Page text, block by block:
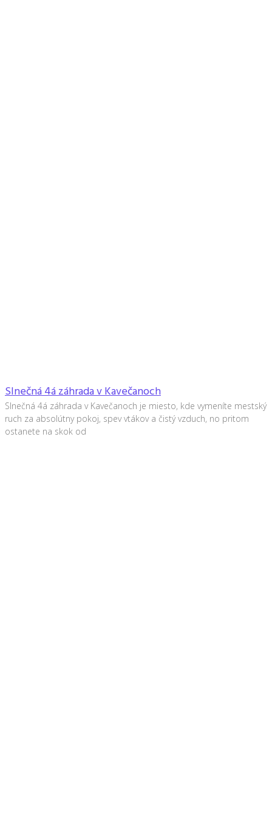
Slnečná 4á záhrada v Kavečanoch
Slnečná 4á záhrada v Kavečanoch je miesto, kde vymeníte mestský
ruch za absolútny pokoj, spev vtákov a čistý vzduch, no pritom
ostanete na skok od